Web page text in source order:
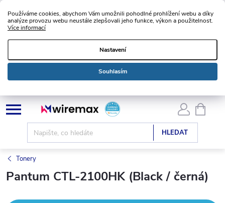
Používáme cookies, abychom Vám umožnili pohodlné prohlížení webu a díky
analýze provozu webu neustále zlepšovali jeho funkce, výkon a použitelnost.
Více informací
Nastavení
Souhlasím
Přejít
na
HLEDAT
KOŠÍK
Tonery
Pantum CTL-2100HK (Black / černá)